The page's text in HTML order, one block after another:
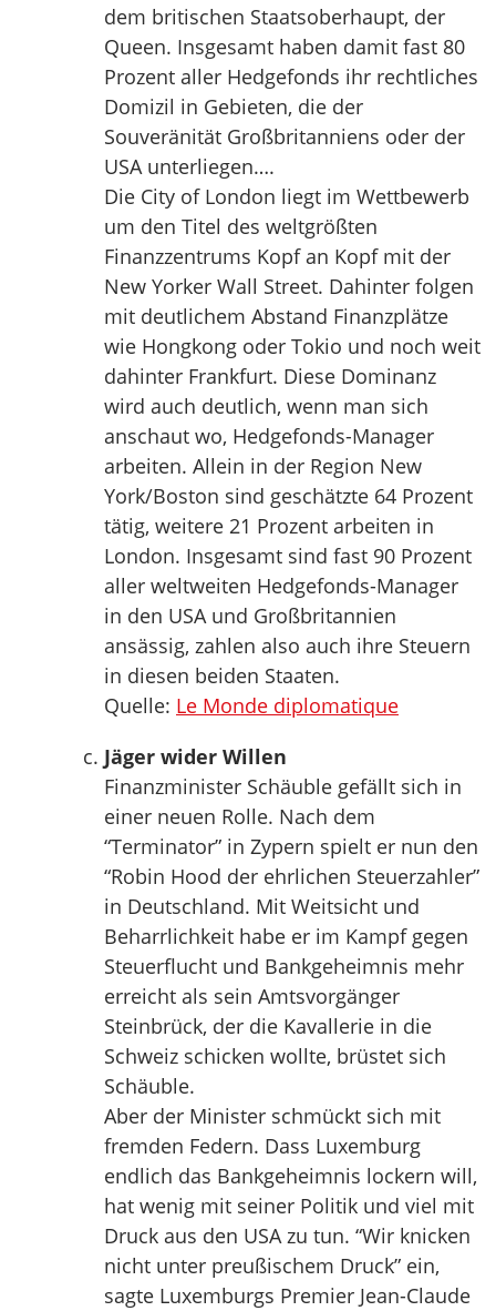
dem britischen Staatsoberhaupt, der
Queen. Insgesamt haben damit fast 80
Prozent aller Hedgefonds ihr rechtliches
Domizil in Gebieten, die der
Souveränität Großbritanniens oder der
USA unterliegen….
Die City of London liegt im Wettbewerb
um den Titel des weltgrößten
Finanzzentrums Kopf an Kopf mit der
New Yorker Wall Street. Dahinter folgen
mit deutlichem Abstand Finanzplätze
wie Hongkong oder Tokio und noch weit
dahinter Frankfurt. Diese Dominanz
wird auch deutlich, wenn man sich
anschaut wo, Hedgefonds-Manager
arbeiten. Allein in der Region New
York/Boston sind geschätzte 64 Prozent
tätig, weitere 21 Prozent arbeiten in
London. Insgesamt sind fast 90 Prozent
aller weltweiten Hedgefonds-Manager
in den USA und Großbritannien
ansässig, zahlen also auch ihre Steuern
in diesen beiden Staaten.
Quelle: Le Monde diplomatique
Jäger wider Willen
Finanzminister Schäuble gefällt sich in
einer neuen Rolle. Nach dem
“Terminator” in Zypern spielt er nun den
“Robin Hood der ehrlichen Steuerzahler”
in Deutschland. Mit Weitsicht und
Beharrlichkeit habe er im Kampf gegen
Steuerflucht und Bankgeheimnis mehr
erreicht als sein Amtsvorgänger
Steinbrück, der die Kavallerie in die
Schweiz schicken wollte, brüstet sich
Schäuble.
Aber der Minister schmückt sich mit
fremden Federn. Dass Luxemburg
endlich das Bankgeheimnis lockern will,
hat wenig mit seiner Politik und viel mit
Druck aus den USA zu tun. “Wir knicken
nicht unter preußischem Druck” ein,
sagte Luxemburgs Premier Jean-Claude